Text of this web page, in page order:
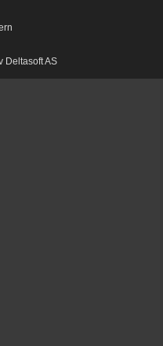
Deltasoft AS